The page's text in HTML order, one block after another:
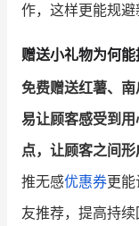
作，这样更能规避
赠送小礼物为何能
免费赠送红薯、
易让顾客感受到
点，让顾客之间
推无感优惠券更
友推荐，提高持续